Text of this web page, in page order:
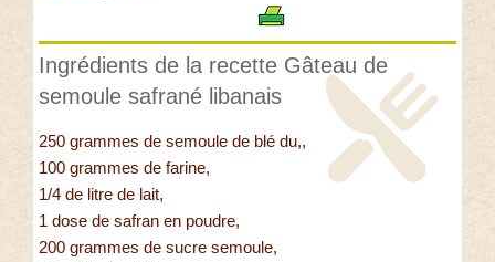
Ingrédients de la recette Gâteau de
semoule safrané libanais
250 grammes de semoule de blé du,,
100 grammes de farine,
1/4 de litre de lait,
1 dose de safran en poudre,
200 grammes de sucre semoule,